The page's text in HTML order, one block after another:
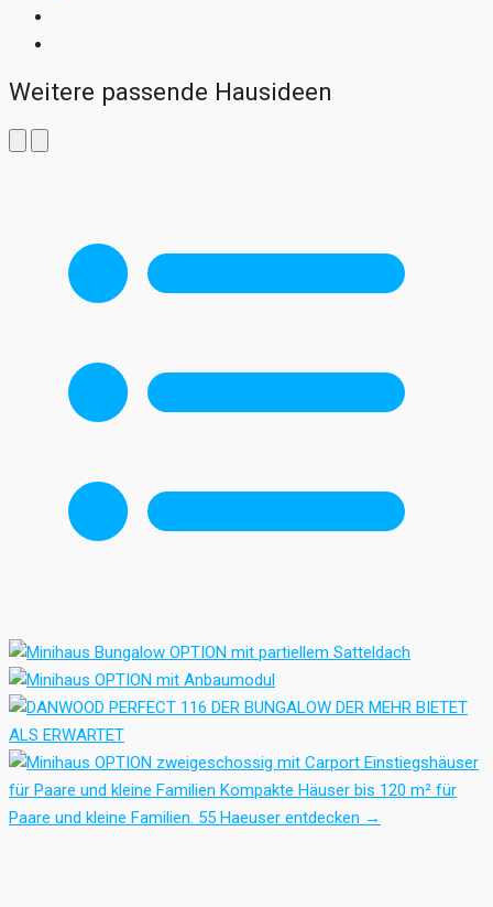
Weitere passende Hausideen
Einstiegshäuser
für Paare und kleine Familien Kompakte Häuser bis 120 m² für
Paare und kleine Familien. 55 Haeuser entdecken →